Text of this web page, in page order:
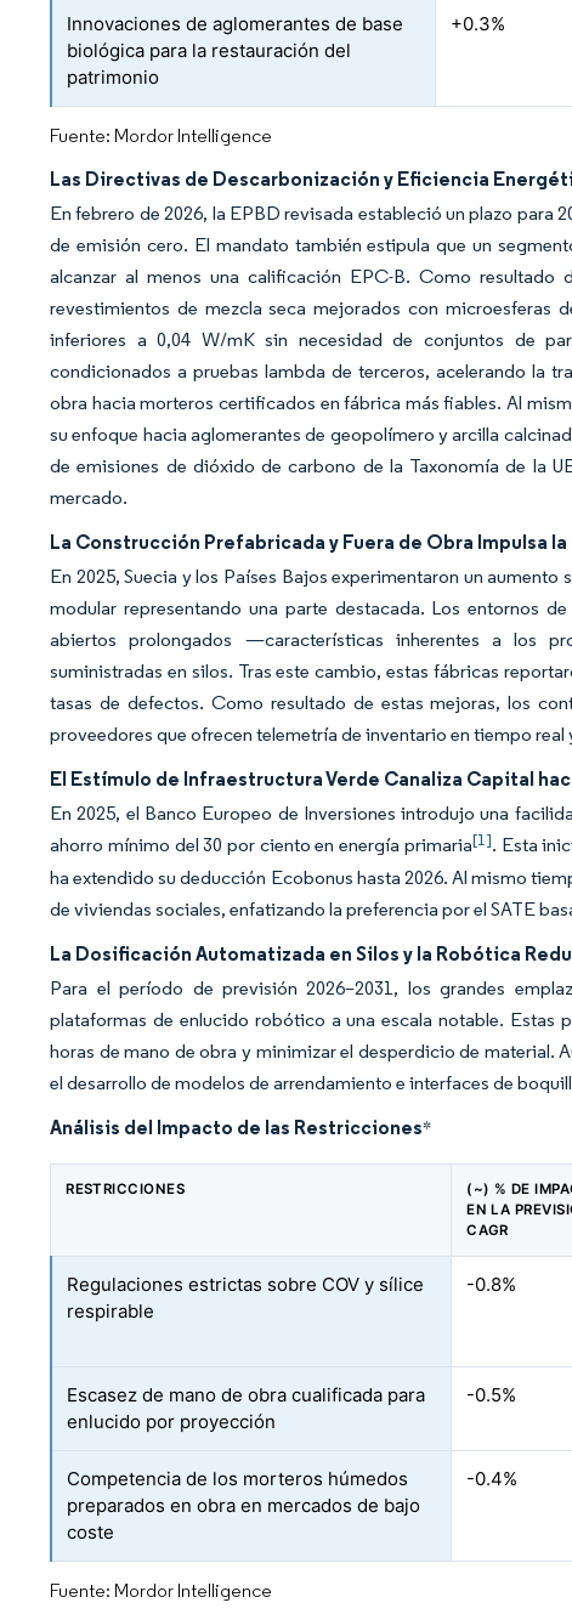
Innovaciones de aglomerantes de base
biológica para la restauración del
patrimonio
+0.3%
Fuente: Mordor Intelligence
Las Directivas de Descarbonización y Eficiencia
En febrero de 2026, la EPBD revisada estableció un plazo para
de emisión cero. El mandato también estipula que un
alcanzar al menos una calificación EPC-B. Como
revestimientos de mezcla seca mejorados con microesferas
inferiores a 0,04 W/mK sin necesidad de conjuntos de
condicionados a pruebas lambda de terceros, acelerando la
obra hacia morteros certificados en fábrica más fiables. Al
su enfoque hacia aglomerantes de geopolímero y arcilla
de emisiones de dióxido de carbono de la Taxonomía de la
mercado.
La Construcción Prefabricada y Fuera de Obra Impulsa
En 2025, Suecia y los Países Bajos experimentaron un
modular representando una parte destacada. Los entornos
abiertos prolongados —características inherentes a los
suministradas en silos. Tras este cambio, estas fábricas
tasas de defectos. Como resultado de estas mejoras, los
proveedores que ofrecen telemetría de inventario en tiempo real
El Estímulo de Infraestructura Verde Canaliza Capital
En 2025, el Banco Europeo de Inversiones introdujo una
ahorro mínimo del 30 por ciento en energía primaria[1]. Esta
ha extendido su deducción Ecobonus hasta 2026. Al mismo
de viviendas sociales, enfatizando la preferencia por el SATE
La Dosificación Automatizada en Silos y la Robótica
Para el período de previsión 2026–2031, los grandes
plataformas de enlucido robótico a una escala notable.
horas de mano de obra y minimizar el desperdicio de material.
el desarrollo de modelos de arrendamiento e interfaces de
Análisis del Impacto de las Restricciones*
RESTRICCIONES
(~) % DE
EN LA
CAGR
Regulaciones estrictas sobre COV y sílice
respirable
-0.8%
Escasez de mano de obra cualificada para
enlucido por proyección
-0.5%
Competencia de los morteros húmedos
preparados en obra en mercados de bajo
coste
-0.4%
Fuente: Mordor Intelligence